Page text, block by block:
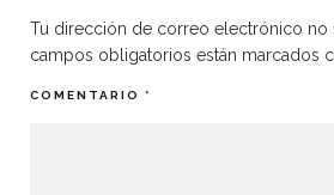
Tu dirección de correo electrónico no
campos obligatorios están marcados
COMENTARIO *